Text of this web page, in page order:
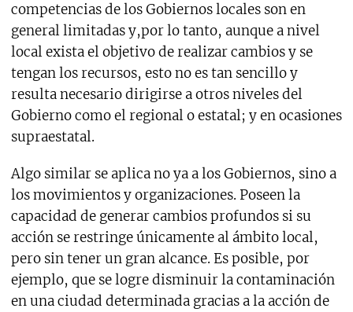
competencias de los Gobiernos locales son en
general limitadas y,por lo tanto, aunque a nivel
local exista el objetivo de realizar cambios y se
tengan los recursos, esto no es tan sencillo y
resulta necesario dirigirse a otros niveles del
Gobierno como el regional o estatal; y en ocasiones
supraestatal.
Algo similar se aplica no ya a los Gobiernos, sino a
los movimientos y organizaciones. Poseen la
capacidad de generar cambios profundos si su
acción se restringe únicamente al ámbito local,
pero sin tener un gran alcance. Es posible, por
ejemplo, que se logre disminuir la contaminación
en una ciudad determinada gracias a la acción de